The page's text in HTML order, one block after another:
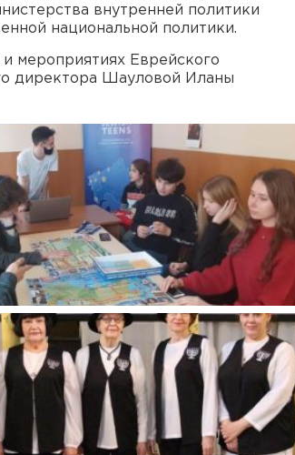
внутренней политики
национальной политики.
мероприятиях Еврейского
директора Шауловой Иланы